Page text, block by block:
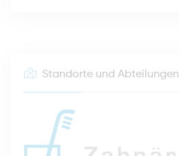
Standorte und Abteilungen